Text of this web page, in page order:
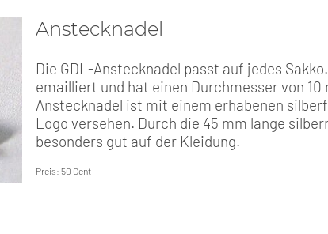
Anstecknadel
Die GDL-Anstecknadel passt auf jedes
emailliert und hat einen Durchmesser von 10
Anstecknadel ist mit einem erhabenen
Logo versehen. Durch die 45 mm lange
besonders gut auf der Kleidung.
Preis: 50 Cent